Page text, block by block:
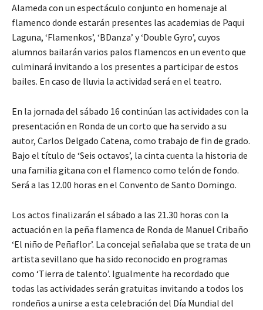
Alameda con un espectáculo conjunto en homenaje al
flamenco donde estarán presentes las academias de Paqui
Laguna, ‘Flamenkos’, ‘BDanza’ y ‘Double Gyro’, cuyos
alumnos bailarán varios palos flamencos en un evento que
culminará invitando a los presentes a participar de estos
bailes. En caso de lluvia la actividad será en el teatro.
En la jornada del sábado 16 continúan las actividades con la
presentación en Ronda de un corto que ha servido a su
autor, Carlos Delgado Catena, como trabajo de fin de grado.
Bajo el título de ‘Seis octavos’, la cinta cuenta la historia de
una familia gitana con el flamenco como telón de fondo.
Será a las 12.00 horas en el Convento de Santo Domingo.
Los actos finalizarán el sábado a las 21.30 horas con la
actuación en la peña flamenca de Ronda de Manuel Cribaño
‘El niño de Peñaflor’. La concejal señalaba que se trata de un
artista sevillano que ha sido reconocido en programas
como ‘Tierra de talento’. Igualmente ha recordado que
todas las actividades serán gratuitas invitando a todos los
rondeños a unirse a esta celebración del Día Mundial del